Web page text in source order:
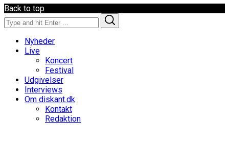
Back to top
Search
for:
Nyheder
Live
Koncert
Festival
Udgivelser
Interviews
Om diskant.dk
Kontakt
Redaktion